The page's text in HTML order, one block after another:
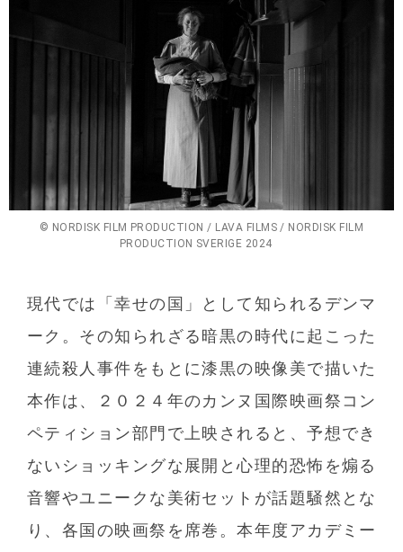
© NORDISK FILM PRODUCTION / LAVA FILMS / NORDISK FILM
PRODUCTION SVERIGE 2024
現代では「幸せの国」として知られるデンマ
ーク。その知られざる暗黒の時代に起こった
連続殺人事件をもとに漆黒の映像美で描いた
本作は、２０２４年のカンヌ国際映画祭コン
ペティション部門で上映されると、予想でき
ないショッキングな展開と心理的恐怖を煽る
音響やユニークな美術セットが話題騒然とな
り、各国の映画祭を席巻。本年度アカデミー